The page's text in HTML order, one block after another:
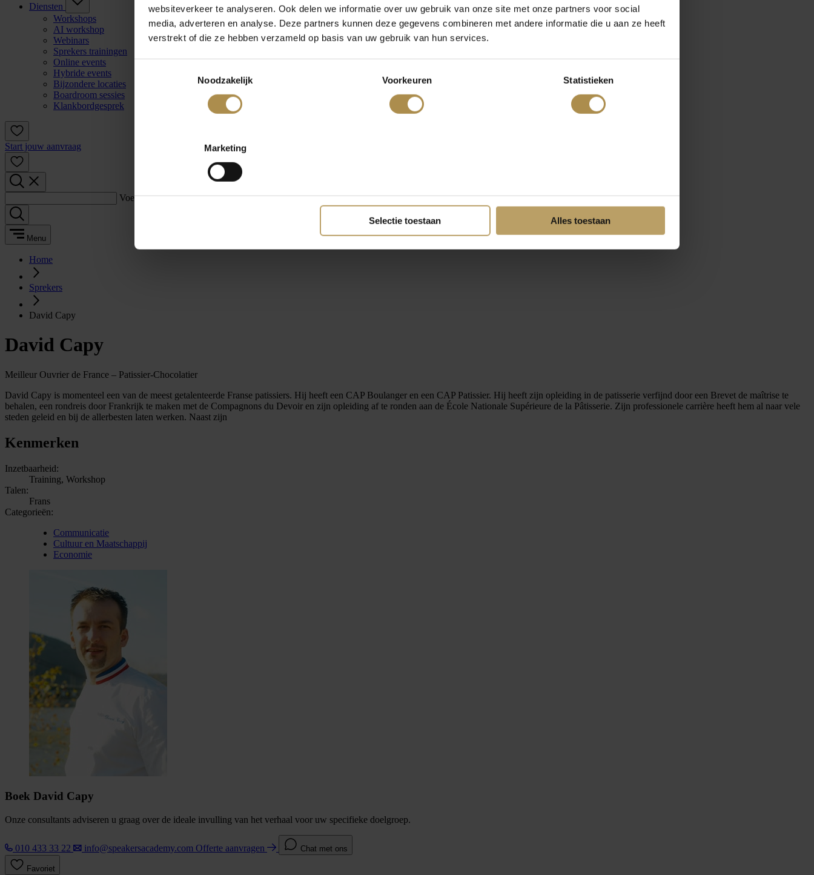
websiteverkeer te analyseren. Ook delen we informatie over uw gebruik van onze site met onze partners voor social
media, adverteren en analyse. Deze partners kunnen deze gegevens combineren met andere informatie die u aan ze heeft
verstrekt of die ze hebben verzameld op basis van uw gebruik van hun services.
Noodzakelijk
Voorkeuren Statistieken
Marketing
Selectie toestaan Alles toestaan
Diensten
Workshops
AI workshop
Webinars
Sprekers trainingen
Online events
Hybride events
Bijzondere locaties
Boardroom sessies
Klankbordgesprek
Start jouw aanvraag
Voer een zoekterm in:
Menu
Home
Sprekers
David Capy
David Capy
Meilleur Ouvrier de France – Patissier-Chocolatier
David Capy is momenteel een van de meest getalenteerde Franse patissiers. Hij heeft een CAP Boulanger en een CAP Patissier. Hij heeft zijn opleiding in de patisserie verfijnd door een Brevet de maîtrise te
behalen, een rondreis door Frankrijk te maken met de Compagnons du Devoir en zijn opleiding af te ronden aan de École Nationale Supérieure de la Pâtisserie. Zijn professionele carrière heeft hem al naar vele
steden geleid en bij de allerbesten laten werken. Naast zijn
Kenmerken
Inzetbaarheid:
Training, Workshop
Talen:
Frans
Categorieën:
Communicatie
Cultuur en Maatschappij
Economie
Boek David Capy
Onze consultants adviseren u graag over de ideale invulling van het verhaal voor uw specifieke doelgroep.
010 433 33 22 info@speakersacademy.com Offerte aanvragen Chat met ons
Favoriet